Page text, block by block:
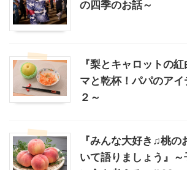
の四季のお話～
『梨とキャロットの
マと乾杯！パパのア
２～
『みんな大好き♫桃の
いて語りましょう』